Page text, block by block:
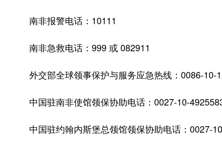
南非报警电话： 10111
南非急救电话： 999 或 082911
外交部全球领事保护与服务应急热线： 0086-10-
中国驻南非使馆领保协助电话： 0027-10-
中国驻约翰内斯堡总领馆领保协助电话： 0027-